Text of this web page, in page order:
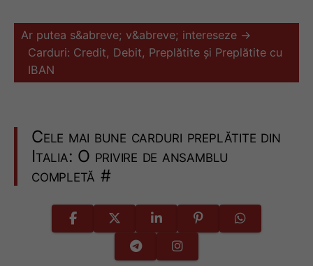
Ar putea s&abreve; v&abreve; intereseze →
Carduri: Credit, Debit, Preplătite și Preplătite cu
IBAN
Cele mai bune carduri preplătite din
Italia: O privire de ansamblu
completă #